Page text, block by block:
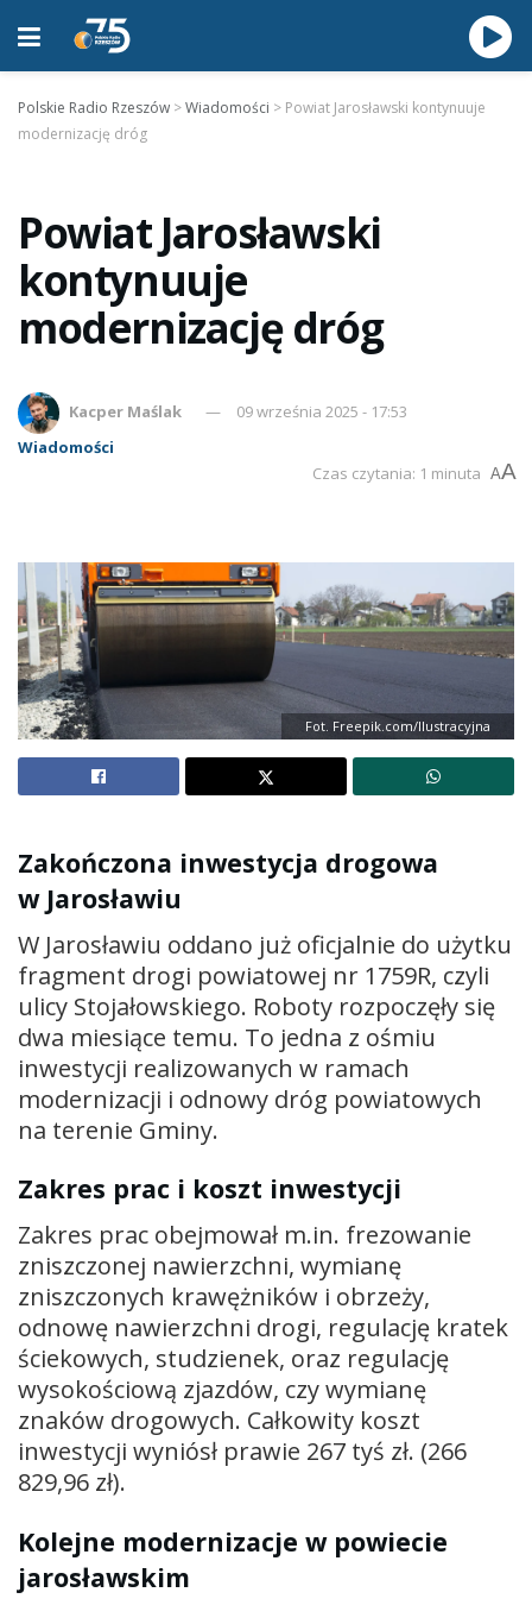
Polskie Radio Rzeszów >Wiadomości > Powiat Jarosławski kontynuuje
modernizację dróg
Powiat Jarosławski
kontynuuje
modernizację dróg
Kacper Maślak
09 września 2025 - 17:53
Wiadomości
Czas czytania: 1 minuta AA
Fot. Freepik.com/Ilustracyjna
Zakończona inwestycja drogowa
w Jarosławiu
W Jarosławiu oddano już oficjalnie do użytku
fragment drogi powiatowej nr 1759R, czyli
ulicy Stojałowskiego. Roboty rozpoczęły się
dwa miesiące temu. To jedna z ośmiu
inwestycji realizowanych w ramach
modernizacji i odnowy dróg powiatowych
na terenie Gminy.
Zakres prac i koszt inwestycji
Zakres prac obejmował m.in. frezowanie
zniszczonej nawierzchni, wymianę
zniszczonych krawężników i obrzeży,
odnowę nawierzchni drogi, regulację kratek
ściekowych, studzienek, oraz regulację
wysokościową zjazdów, czy wymianę
znaków drogowych. Całkowity koszt
inwestycji wyniósł prawie 267 tyś zł. (266
829,96 zł).
Kolejne modernizacje w powiecie
jarosławskim